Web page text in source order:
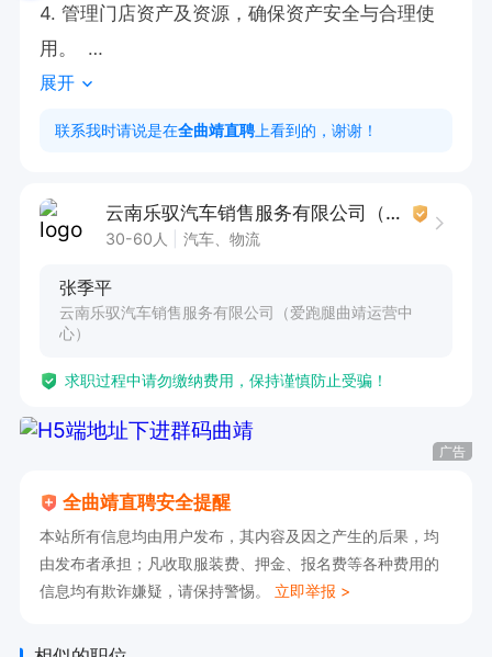
4. 管理门店资产及资源，确保资产安全与合理使
用。
5. 持续学习行业知识，提升个人专业能力与管理
水平。
任职要求
行交流。
2. 具备一定的营销意识和销售技巧，能独立开展
力。
我。
5. 持有相关行业资格证书或具备同等经验者优
先。
环境。
展开
联系我时请说是在全曲靖直聘 上看到的，谢谢！
云南乐驭汽车销售服务有限公司（爱跑腿曲靖运营中心）
30-60人 汽车、物流
张季平
云南乐驭汽车销售服务有限公司（爱跑腿曲靖运营中
心）
求职过程中请勿缴纳费用，保持谨慎防止受骗！
广告
全曲靖直聘安全提醒
本站所有信息均由用户发布，其内容及因之产生的后果，均
由发布者承担；凡收取服装费、押金、报名费等各种费用的
信息均有欺诈嫌疑，请保持警惕。 立即举报 >